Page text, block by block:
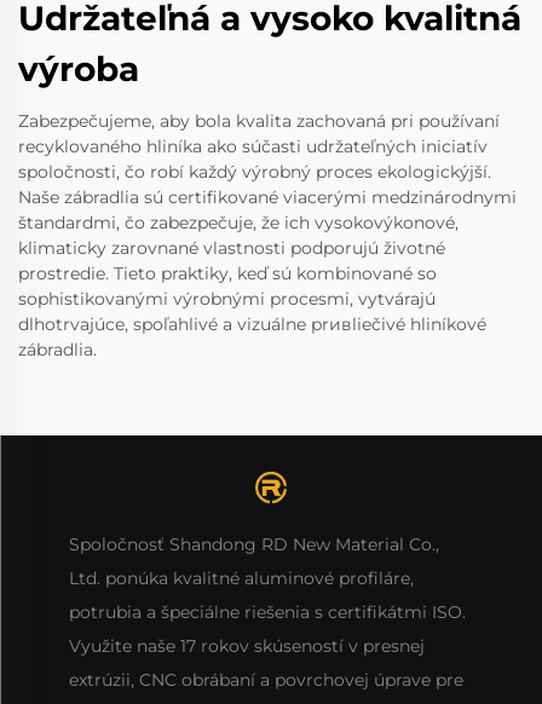
Udržateľná a vysoko kvalitná
výroba
Zabezpečujeme, aby bola kvalita zachovaná pri používaní
recyklovaného hliníka ako súčasti udržateľných iniciatív
spoločnosti, čo robí každý výrobný proces ekologickýjší.
Naše zábradlia sú certifikované viacerými medzinárodnymi
štandardmi, čo zabezpečuje, že ich vysokovýkonové,
klimaticky zarovnané vlastnosti podporujú životné
prostredie. Tieto praktiky, keď sú kombinované so
sophistikovanými výrobnými procesmi, vytvárajú
dlhotrvajúce, spoľahlivé a vizuálne prивliečivé hliníkové
zábradlia.
Spoločnosť Shandong RD New Material Co.,
Ltd. ponúka kvalitné aluminové profiláre,
potrubia a špeciálne riešenia s certifikátmi ISO.
Využite naše 17 rokov skúseností v presnej
extrúzii, CNC obrábaní a povrchovej úprave pre